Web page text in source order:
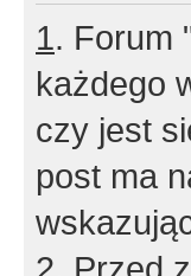
1. Forum
każdego
czy jest
post ma